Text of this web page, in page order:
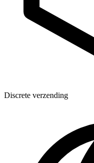
Discrete verzending